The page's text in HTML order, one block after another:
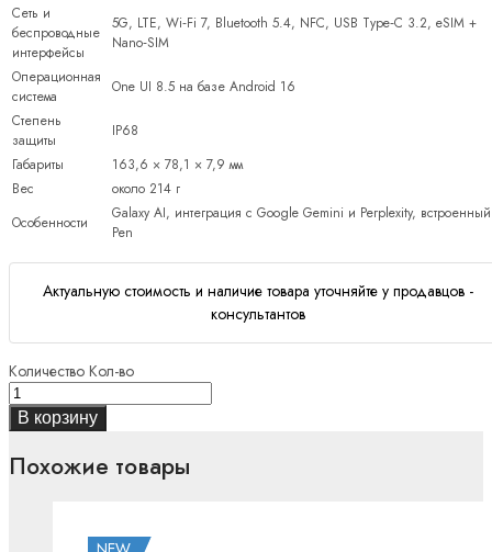
Сеть и
беспроводные
интерфейсы
5G, LTE, Wi‑Fi 7, Bluetooth 5.4, NFC, USB Type‑C 3.2, eSIM +
Nano‑SIM
Операционная
система
One UI 8.5 на базе Android 16
Степень
защиты
IP68
Габариты
163,6 × 78,1 × 7,9 мм
Вес
около 214 г
Особенности
Galaxy AI, интеграция с Google Gemini и Perplexity,
Pen
Актуальную стоимость и наличие товара уточняйте у продавцов -
консультантов
Количество Кол-во
В корзину
Похожие товары